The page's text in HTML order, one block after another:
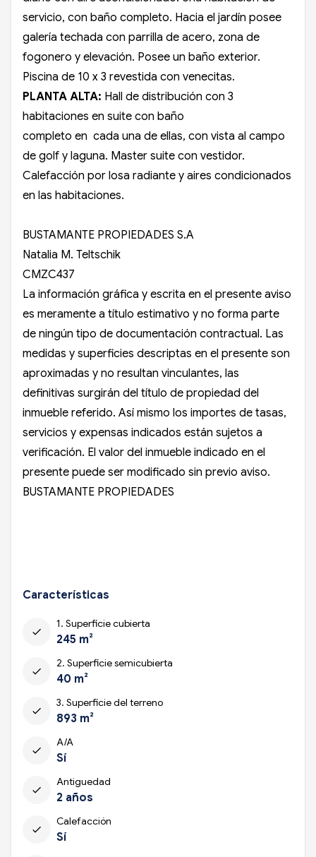
servicio, con baño completo. Hacia el jardín posee
galería techada con parrilla de acero, zona de
fogonero y elevación. Posee un baño exterior.
Piscina de 10 x 3 revestida con venecitas.
PLANTA ALTA: Hall de distribución con 3
habitaciones en suite con baño
completo en cada una de ellas, con vista al campo
de golf y laguna. Master suite con vestidor.
Calefacción por losa radiante y aires condicionados
en las habitaciones.
BUSTAMANTE PROPIEDADES S.A
Natalia M. Teltschik
CMZC437
La información gráfica y escrita en el presente aviso
es meramente a título estimativo y no forma parte
de ningún tipo de documentación contractual. Las
medidas y superficies descriptas en el presente son
aproximadas y no resultan vinculantes, las
definitivas surgirán del título de propiedad del
inmueble referido. Así mismo los importes de tasas,
servicios y expensas indicados están sujetos a
verificación. El valor del inmueble indicado en el
presente puede ser modificado sin previo aviso.
BUSTAMANTE PROPIEDADES ️
Características
check
1. Superficie cubierta
245 m²
check
2. Superficie semicubierta
40 m²
check
3. Superficie del terreno
893 m²
check
A/A
Sí
check
Antiguedad
2 años
check
Calefacción
Sí